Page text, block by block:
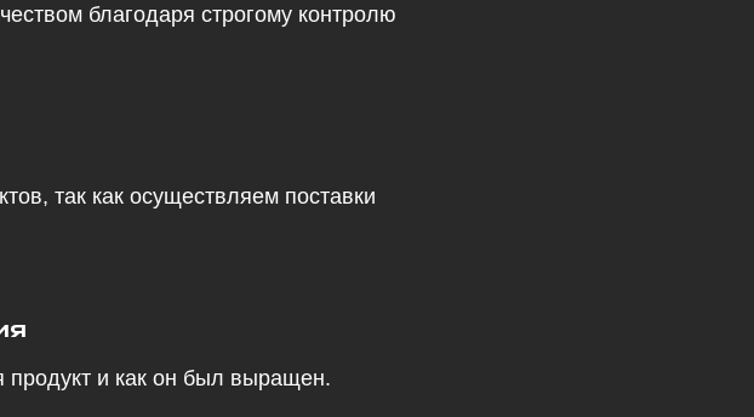
благодаря строгому контролю
так как осуществляем поставки
продукт и как он был выращен.